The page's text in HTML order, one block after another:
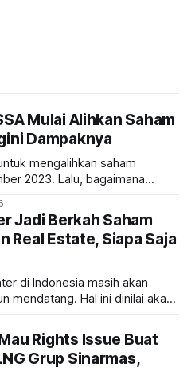
Mulai Alihkan Saham
Dampaknya
mengalihkan saham
2023. Lalu, bagaimana
Jadi Berkah Saham
Real Estate, Siapa Saja
di Indonesia masih akan
mendatang. Hal ini dinilai akan
Rights Issue Buat
Grup Sinarmas,